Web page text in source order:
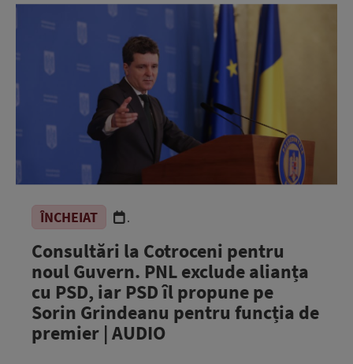
ÎNCHEIAT .
Consultări la Cotroceni pentru
noul Guvern. PNL exclude alianța
cu PSD, iar PSD îl propune pe
Sorin Grindeanu pentru funcția de
premier | AUDIO